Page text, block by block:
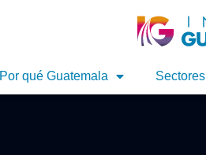
Por qué Guatemala Sectores